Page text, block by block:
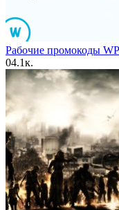
Рабочие промокоды
04.1к.